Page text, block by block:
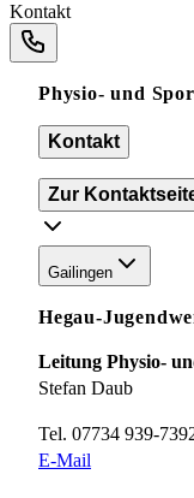
Kontakt
Physio- und
Kontakt
Zur
Gailingen
Hegau-
Leitung Physio-
Stefan Daub
Tel. 07734 939-
E-Mail